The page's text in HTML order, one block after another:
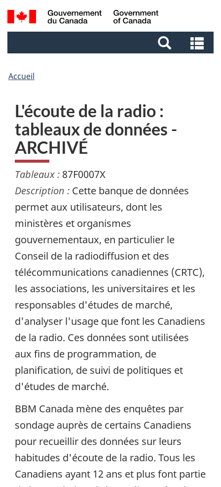
Aller
au
Aller
au
Passer
à
Recherche
et
et
Accueil
L'écoute de la radio :
tableaux de données -
ARCHIVÉ
Tableaux : 87F0007X
Description : Cette banque de données
permet aux utilisateurs, dont les
ministères et organismes
gouvernementaux, en particulier le
Conseil de la radiodiffusion et des
télécommunications canadiennes (CRTC),
les associations, les universitaires et les
responsables d'études de marché,
d'analyser l'usage que font les Canadiens
de la radio. Ces données sont utilisées
aux fins de programmation, de
planification, de suivi de politiques et
d'études de marché.
BBM Canada mène des enquêtes par
sondage auprès de certains Canadiens
pour recueillir des données sur leurs
habitudes d'écoute de la radio. Tous les
Canadiens ayant 12 ans et plus font partie